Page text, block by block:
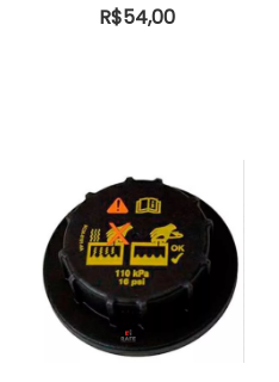
CARRINHO
R$54,00